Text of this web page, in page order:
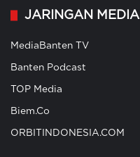
JARINGAN MEDIA
MediaBanten TV
Banten Podcast
TOP Media
Biem.Co
ORBITINDONESIA.COM